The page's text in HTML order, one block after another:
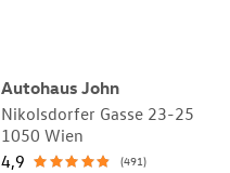
Autohaus John
Nikolsdorfer Gasse 23-25
1050 Wien
4,9
(491)